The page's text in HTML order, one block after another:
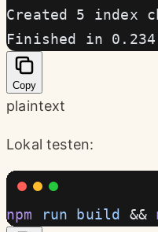
Created 5 index
Finished in 0.234
Copy
plaintext
Lokal testen:
npm run build &&